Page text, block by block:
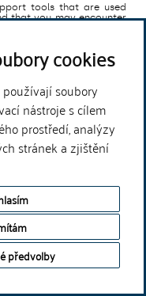
cookies
soubory
nástroje s cílem
prostředí, analýzy
stránek a zjištění
předvolby
tools that are used
that you may encounter
avoid the most common
Theme by